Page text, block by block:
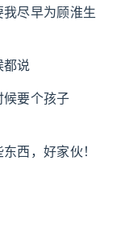
尽早为顾淮生
都说
候要个孩子
西，好家伙！